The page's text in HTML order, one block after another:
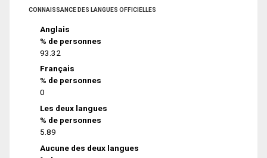
CONNAISSANCE DES LANGUES OFFICIELLES
Anglais
% de personnes
93.32
Français
% de personnes
0
Les deux langues
% de personnes
5.89
Aucune des deux langues